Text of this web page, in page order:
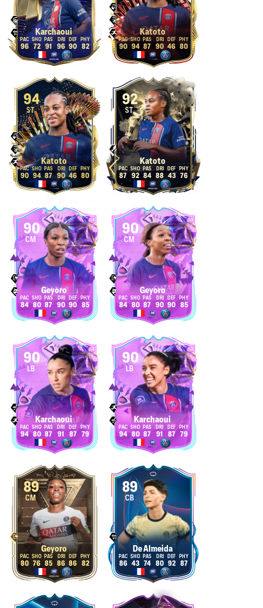
Karchaoui
96 72 91 96 90 82
Katoto
90 94 87 90 46 80
94
ST
Katoto
90 94 87 90 46 80
92
ST
Katoto
87 92 84 88 43 76
90
CM
Geyoro
84 80 87 90 90 85
90
CM
Geyoro
84 80 87 90 90 85
90
LB
Karchaoui
94 80 87 91 87 79
90
LB
Karchaoui
94 80 87 91 87 79
89
CM
Geyoro
80 76 85 86 86 82
89
CB
De Almeida
86 43 74 80 92 87